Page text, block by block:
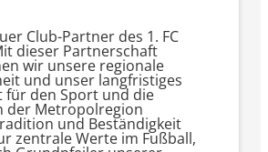
Club-Partner des 1. FC
dieser Partnerschaft
wir unsere regionale
und unser langfristiges
für den Sport und die
der Metropolregion
und Beständigkeit
zentrale Werte im Fußball,